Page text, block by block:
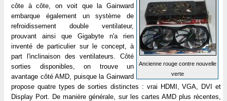
Ancienne rouge contre nouvelle
verte
côte à côte, on voit que la Gainward
embarque également un système de
refroidissement double ventilateur,
prouvant ainsi que Gigabyte n'a rien
inventé de particulier sur le concept, à
part l'inclinaison des ventilateurs. Côté
sorties disponibles, on trouve un
avantage côté AMD, puisque la Gainward
propose quatre types de sorties distinctes : vrai HDMI, VGA, DVI et
Display Port. De manière générale, sur les cartes AMD plus récentes,